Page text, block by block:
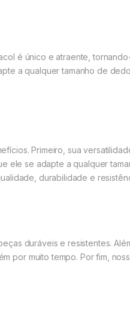
é único e atraente,
a qualquer tamanho de
Primeiro, sua
ele se adapte a qualquer
durabilidade e
duráveis e resistentes.
por muito tempo. Por fim,